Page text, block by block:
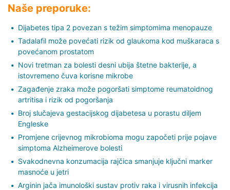
Naše preporuke:
Dijabetes tipa 2 povezan s težim simptomima menopauze
Tadalafil može povećati rizik od glaukoma kod muškaraca s
povećanom prostatom
Novi tretman za bolesti desni ubija štetne bakterije, a
istovremeno čuva korisne mikrobe
Zagađenje zraka može pogoršati simptome reumatoidnog
artritisa i rizik od pogoršanja
Broj slučajeva gestacijskog dijabetesa u porastu diljem
Engleske
Promjene crijevnog mikrobioma mogu započeti prije pojave
simptoma Alzheimerove bolesti
Svakodnevna konzumacija rajčica smanjuje ključni marker
masnoće u jetri
Arginin jača imunološki sustav protiv raka i virusnih infekcija